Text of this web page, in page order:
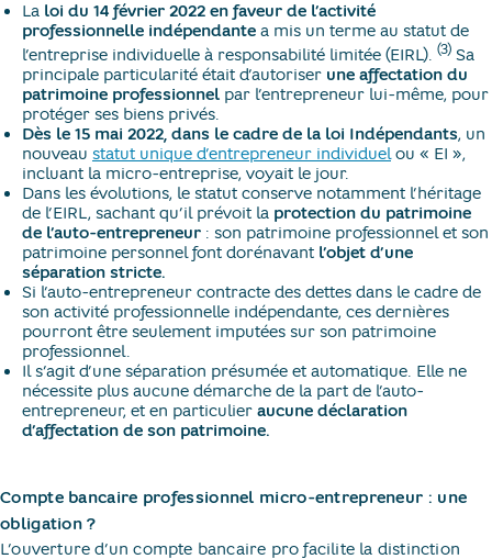
La loi du 14 février 2022 en faveur de l’activité
professionnelle indépendante a mis un terme au statut de
l’entreprise individuelle à responsabilité limitée (EIRL). (3) Sa
principale particularité était d’autoriser une affectation du
patrimoine professionnel par l’entrepreneur lui-même, pour
protéger ses biens privés.
Dès le 15 mai 2022, dans le cadre de la loi Indépendants, un
nouveau statut unique d’entrepreneur individuelou « EI »,
incluant la micro-entreprise, voyait le jour.
Dans les évolutions, le statut conserve notamment l’héritage
de l’EIRL, sachant qu’il prévoit la protection du patrimoine
de l’auto-entrepreneur : son patrimoine professionnel et son
patrimoine personnel font dorénavant l’objet d’une
séparation stricte.
Si l’auto-entrepreneur contracte des dettes dans le cadre de
son activité professionnelle indépendante, ces dernières
pourront être seulement imputées sur son patrimoine
professionnel.
Il s’agit d’une séparation présumée et automatique. Elle ne
nécessite plus aucune démarche de la part de l’auto-
entrepreneur, et en particulier aucune déclaration
d’affectation de son patrimoine.
Compte bancaire professionnel micro-entrepreneur : une
obligation ?
L’ouverture d’un compte bancaire pro facilite la distinction